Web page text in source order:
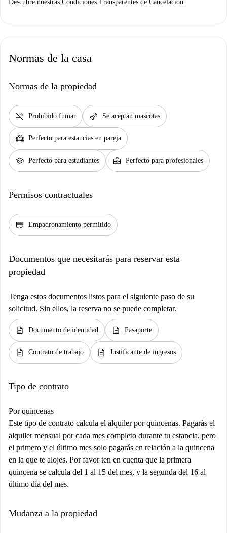
Descubre nuestras Condiciones Transparentes de Cancelación
Normas de la casa
Normas de la propiedad
smoke_free Prohibido fumar pet_supplies Se aceptan mascotas
partner_heart Perfecto para estancias en pareja
school Perfecto para estudiantes business_center Perfecto para profesionales
Permisos contractuales
credit_score Empadronamiento permitido
Documentos que necesitarás para reservar esta
propiedad
Tenga estos documentos listos para el siguiente paso de su
solicitud. Sin ellos, la reserva no se puede completar.
description Documento de identidad description Pasaporte
description Contrato de trabajo description Justificante de ingresos
Tipo de contrato
Por quincenas
Este tipo de contrato calcula el alquiler por quincenas. Pagarás el
alquiler mensual por cada mes completo durante tu estancia, pero
el primero y el último mes solo pagarás en relación a la quincena
en la que te alojes. Por favor ten en cuenta que la primera
quincena se calcula del 1 al 15 del mes, y la segunda del 16 al
último día del mes.
Mudanza a la propiedad